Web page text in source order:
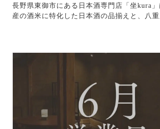
長野県東御市にある日本酒専門店「坐kura」
産の酒米に特化した日本酒の品揃えと、八重